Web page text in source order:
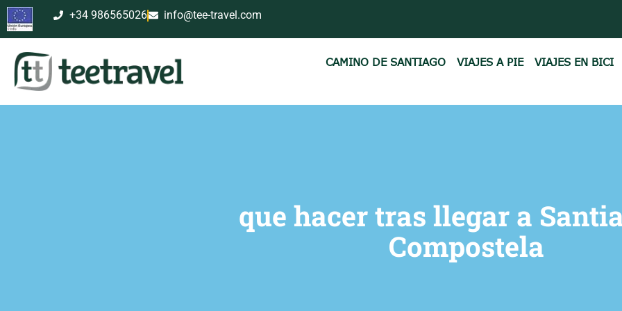
+34 986565026 info@tee-travel.com
CAMINO DE SANTIAGO VIAJES A PIE VIAJES EN BICI
que hacer tras llegar a
Compostela